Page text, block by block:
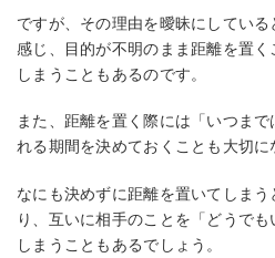
ですが、その理由を曖昧にしてい
感じ、目的が不明のまま距離を置
しまうこともあるのです。
また、距離を置く際には「いつま
れる期間を決めておくことも大切に
なにも決めずに距離を置いてしま
り、互いに相手のことを「どうで
しまうこともあるでしょう。